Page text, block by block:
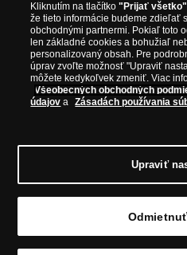
Hmotnosť:
Kvalita:
Limitácia:
E-mail: info@narodnapokladnica.sk,
Upraviť nastavenie súborov cookie môžete
Kliknutím na tlačítko"Prijať všetko"
že tieto informácie budeme zdieľať
obchodnými partnermi. Pokiaľ toto
len základné cookies a bohužiaľ
personalizovaný obsah. Pre
úprav zvoľte možnosť "Upraviť
môžete kedykoľvek zmeniť. Viac
Všeobecných obchodných
údajov a Zásadách používania
Upraviť